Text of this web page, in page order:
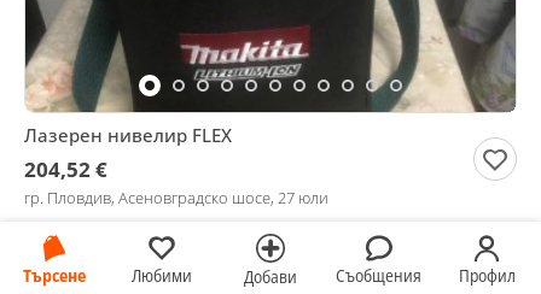
Търсене Любими Добави Съобщения Профил
Лазерен нивелир FLEX
204,52 €
гр. Пловдив, Асеновградско шосе, 27 юли